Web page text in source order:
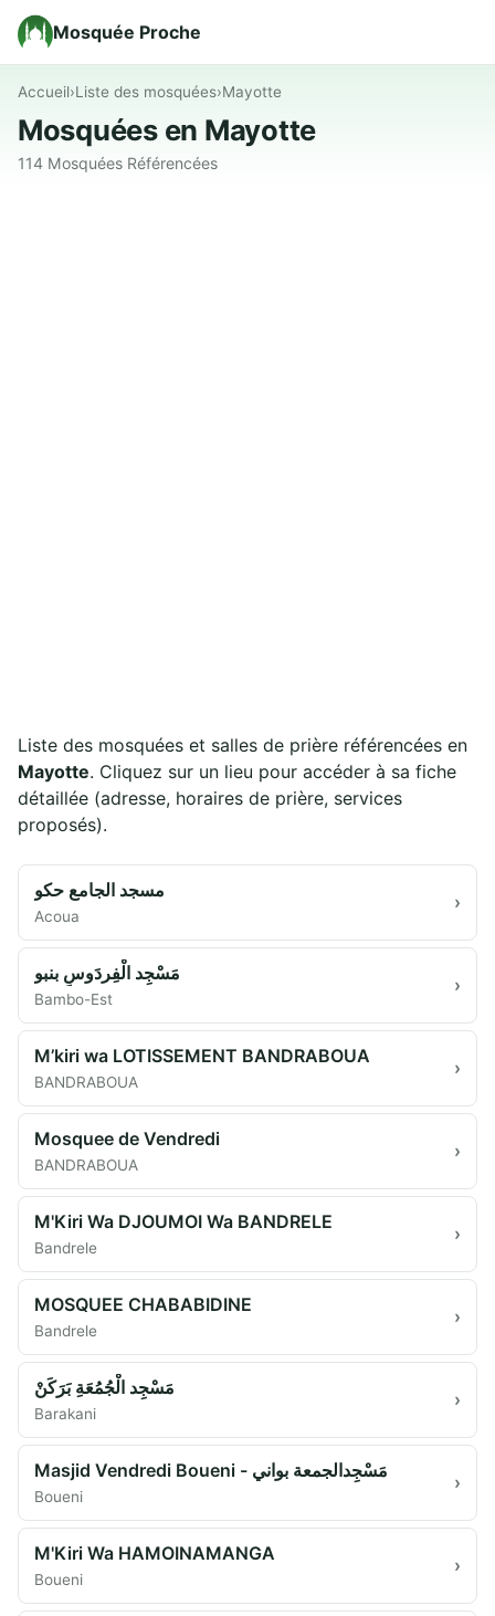
Mosquée Proche
Accueil›Liste des mosquées›Mayotte
Mosquées en Mayotte
114 Mosquées Référencées
Liste des mosquées et salles de prière référencées en
Mayotte. Cliquez sur un lieu pour accéder à sa fiche
détaillée (adresse, horaires de prière, services
proposés).
مسجد الجامع حكو
Acoua
›
مَسْجِد الْفِردَوسِ بنبو
Bambo-Est
›
M’kiri wa LOTISSEMENT BANDRABOUA
BANDRABOUA
›
Mosquee de Vendredi
BANDRABOUA
›
M'Kiri Wa DJOUMOI Wa BANDRELE
Bandrele
›
MOSQUEE CHABABIDINE
Bandrele
›
مَسْجِد الْجُمُعَةِ بَرَكَنْ
Barakani
›
Masjid Vendredi Boueni - مَسْجِدالجمعة بواني
Boueni
›
M'Kiri Wa HAMOINAMANGA
Boueni
›